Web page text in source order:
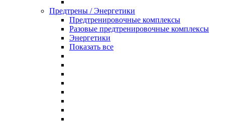
Предтрены / Энергетики
Предтренировочные комплексы
Разовые предтренировочные комплексы
Энергетики
Показать все